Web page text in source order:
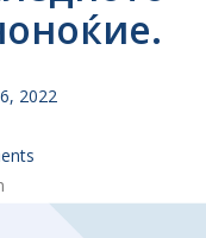
2022